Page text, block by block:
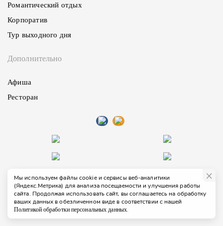
Романтический отдых
Корпоратив
Тур выходного дня
Дополнительно
Афиша
Ресторан
Как проехать info@mpristan.ru
Политика обработки данных
Разработка –F5web.ru
Мы используем файлы cookie и сервисы веб-аналитики
(Яндекс.Метрика) для анализа посещаемости и улучшения работы
сайта. Продолжая использовать сайт, вы соглашаетесь на обработку
ваших данных в обезличенном виде в соответствии с нашей
Политикой обработки персональных данных.
×